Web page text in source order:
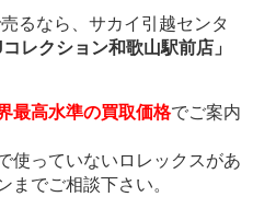
るなら、サカイ引越センタ
コレクション和歌山駅前店」
最高水準の買取価格でご案内
使っていないロレックスがあ
までご相談下さい。